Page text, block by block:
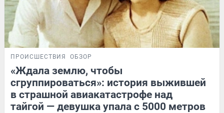
ПРОИСШЕСТВИЯ ОБЗОР
«Ждала землю, чтобы
сгруппироваться»: история выжившей
в страшной авиакатастрофе над
тайгой — девушка упала с 5000 метров